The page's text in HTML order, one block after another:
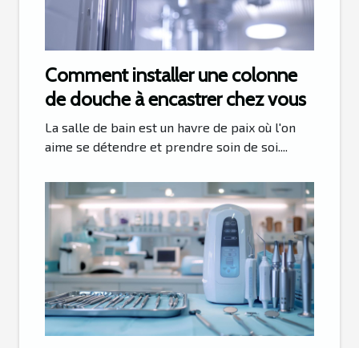
Comment installer une colonne
de douche à encastrer chez vous
La salle de bain est un havre de paix où l'on
aime se détendre et prendre soin de soi....